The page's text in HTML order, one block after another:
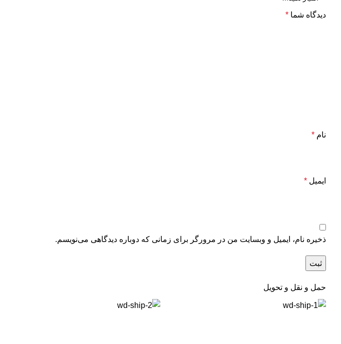
دیدگاه شما *
نام *
ایمیل *
ذخیره نام، ایمیل و وبسایت من در مرورگر برای زمانی که دوباره دیدگاهی می‌نویسم.
حمل و نقل و تحویل